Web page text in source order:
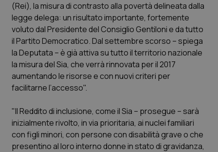
Abruzzo
Basilicata
Calabria
Campania
Emilia-Romagna
Friuli Venezia Giulia
QS Pro Gold
Artrite & artrosi
Asma & BPCO
Car-T
Colesterolo & coronaropatie
Dermatite Atopica
QS Club Newsletter
(Rei), la misura di contrasto alla povertà delineata dalla
legge delega: un risultato importante, fortemente
voluto dal Presidente del Consiglio Gentiloni e da tutto
il Partito Democratico. Dal settembre scorso – spiega
la Deputata – è già attiva su tutto il territorio nazionale
la misura del Sia, che verrà rinnovata per il 2017
aumentando le risorse e con nuovi criteri per
facilitarne l’accesso".
"Il Reddito di inclusione, come il Sia – prosegue – sarà
inizialmente rivolto, in via prioritaria, ai nuclei familiari
con figli minori, con persone con disabilità grave o che
presentino al loro interno donne in stato di gravidanza,